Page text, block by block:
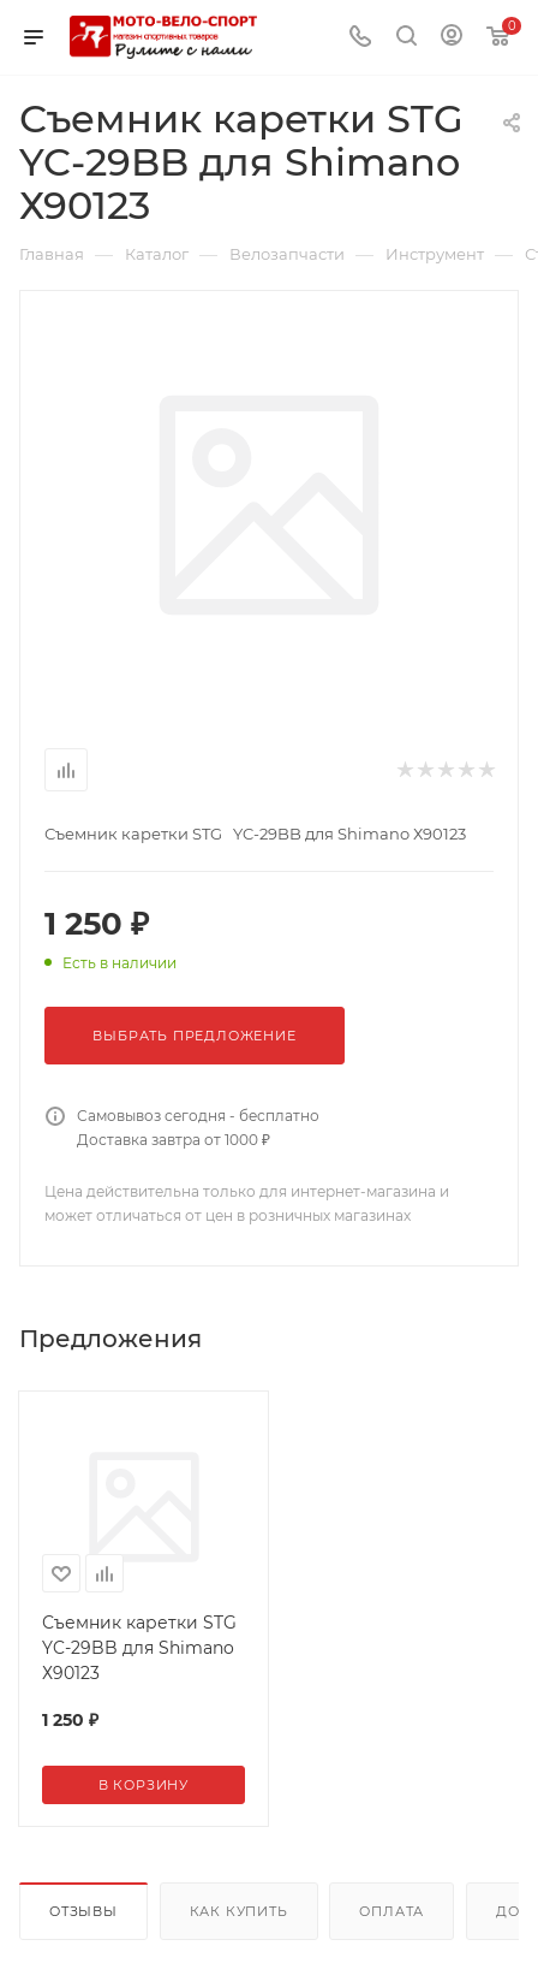
0
Съемник каретки STG
YC-29BB для Shimano
Х90123
Главная — Каталог — Велозапчасти — Инструмент —
Съемник каретки STG YC-29BB для Shimano Х90123
1 250 ₽
Есть в наличии
ВЫБРАТЬ ПРЕДЛОЖЕНИЕ
Самовывоз сегодня - бесплатно
Доставка завтра от 1000 ₽
Цена действительна только для интернет-магазина и
может отличаться от цен в розничных магазинах
Предложения
Съемник каретки STG
YC-29BB для Shimano
Х90123
1 250 ₽
В КОРЗИНУ
ОТЗЫВЫ КАК КУПИТЬ ОПЛАТА